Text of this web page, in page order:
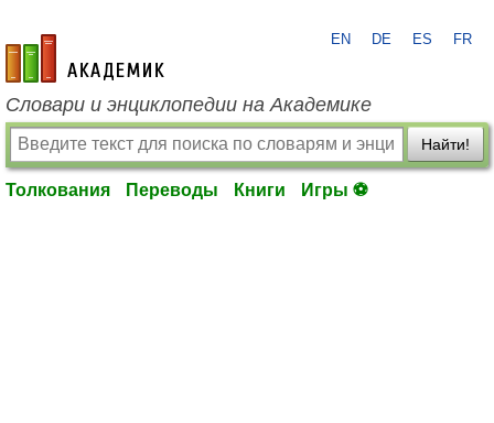
academic.ru
EN DE ES FR
Словари и энциклопедии на Академике
Найти!
Толкования Переводы Книги Игры ⚽